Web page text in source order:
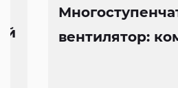
вентилятор: